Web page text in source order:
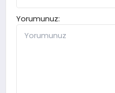
Yorumunuz: